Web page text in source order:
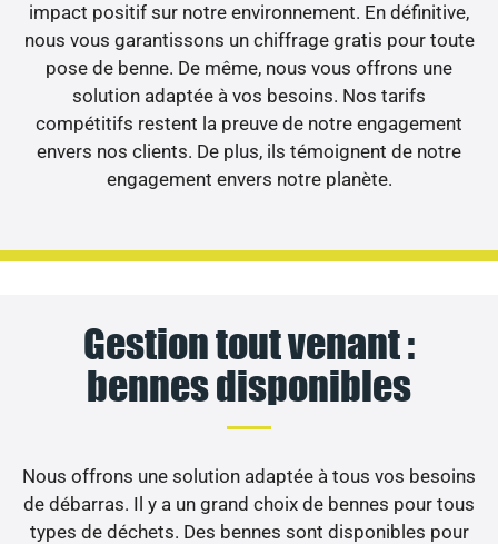
impact positif sur notre environnement. En définitive,
nous vous garantissons un chiffrage gratis pour toute
pose de benne. De même, nous vous offrons une
solution adaptée à vos besoins. Nos tarifs
compétitifs restent la preuve de notre engagement
envers nos clients. De plus, ils témoignent de notre
engagement envers notre planète.
Gestion tout venant :
bennes disponibles
Nous offrons une solution adaptée à tous vos besoins
de débarras. Il y a un grand choix de bennes pour tous
types de déchets. Des bennes sont disponibles pour